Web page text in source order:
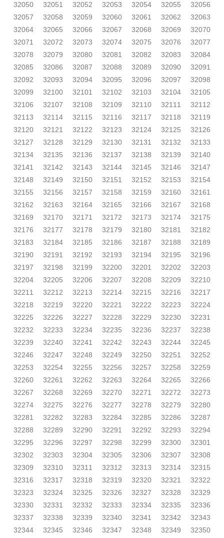
32050
32051 32052 32053 32054 32055
32056
32057
32058 32059 32060 32061 32062
32063
32064
32065 32066 32067 32068 32069
32070
32071
32072 32073 32074 32075 32076
32077
32078
32079 32080 32081 32082 32083
32084
32085
32086 32087 32088 32089 32090
32091
32092
32093 32094 32095 32096 32097
32098
32099
32100 32101 32102 32103 32104
32105
32106
32107 32108 32109 32110 32111
32112
32113
32114 32115 32116 32117 32118
32119
32120
32121 32122 32123 32124 32125
32126
32127
32128 32129 32130 32131 32132
32133
32134
32135 32136 32137 32138 32139
32140
32141
32142 32143 32144 32145 32146
32147
32148
32149 32150 32151 32152 32153
32154
32155
32156 32157 32158 32159 32160
32161
32162
32163 32164 32165 32166 32167
32168
32169
32170 32171 32172 32173 32174
32175
32176
32177 32178 32179 32180 32181
32182
32183
32184 32185 32186 32187 32188
32189
32190
32191 32192 32193 32194 32195
32196
32197
32198 32199 32200 32201 32202
32203
32204
32205 32206 32207 32208 32209
32210
32211
32212 32213 32214 32215 32216
32217
32218
32219 32220 32221 32222 32223
32224
32225
32226 32227 32228 32229 32230
32231
32232
32233 32234 32235 32236 32237
32238
32239
32240 32241 32242 32243 32244
32245
32246
32247 32248 32249 32250 32251
32252
32253
32254 32255 32256 32257 32258
32259
32260
32261 32262 32263 32264 32265
32266
32267
32268 32269 32270 32271 32272
32273
32274
32275 32276 32277 32278 32279
32280
32281
32282 32283 32284 32285 32286
32287
32288
32289 32290 32291 32292 32293
32294
32295
32296 32297 32298 32299 32300
32301
32302
32303 32304 32305 32306 32307
32308
32309
32310 32311 32312 32313 32314
32315
32316
32317 32318 32319 32320 32321
32322
32323
32324 32325 32326 32327 32328
32329
32330
32331 32332 32333 32334 32335
32336
32337
32338 32339 32340 32341 32342
32343
32344
32345 32346 32347 32348 32349
32350